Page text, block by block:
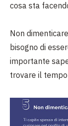
cosa sta
Non
bisogno di
importante
trovare il